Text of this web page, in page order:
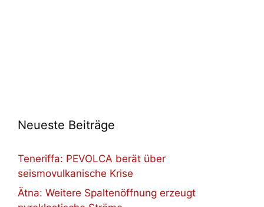
Neueste Beiträge
Teneriffa: PEVOLCA berät über
seismovulkanische Krise
Ätna: Weitere Spaltenöffnung erzeugt